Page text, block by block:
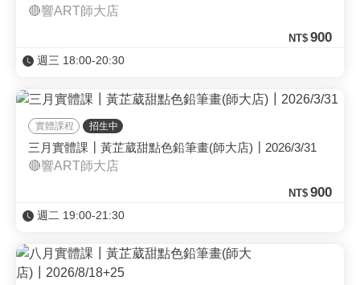
🔴響ART師大店
NT$ 900
週三 18:00-20:30
實體課程 招生中
三月實體課┃黃芷葳甜點色鉛筆畫(師大店)┃2026/3/31
🔴響ART師大店
NT$ 900
週二 19:00-21:30